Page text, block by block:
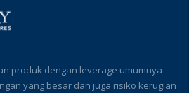
produk dengan leverage umumnya
yang besar dan juga risiko kerugian